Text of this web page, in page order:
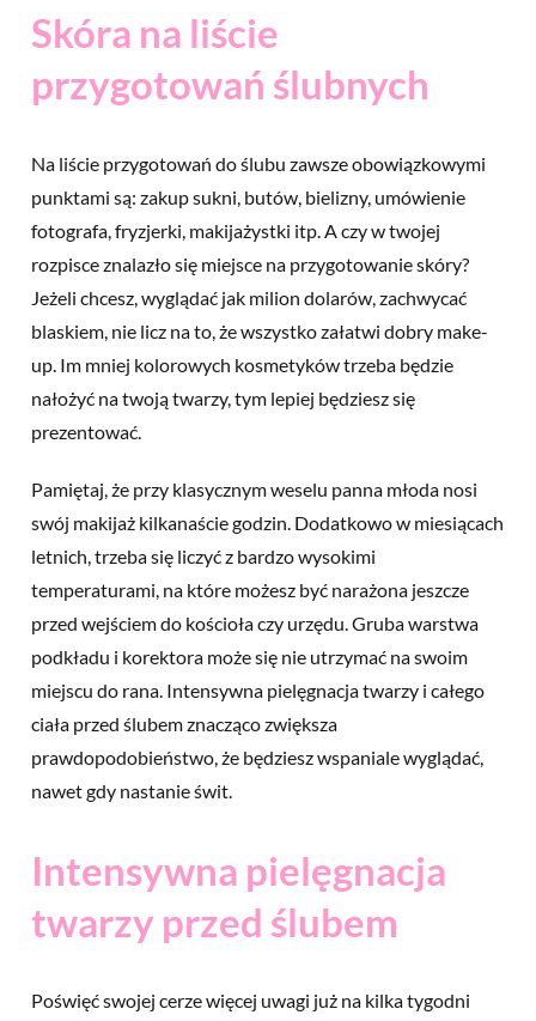
Skóra na liście
przygotowań ślubnych
Na liście przygotowań do ślubu zawsze obowiązkowymi
punktami są: zakup sukni, butów, bielizny, umówienie
fotografa, fryzjerki, makijażystki itp. A czy w twojej
rozpisce znalazło się miejsce na przygotowanie skóry?
Jeżeli chcesz, wyglądać jak milion dolarów, zachwycać
blaskiem, nie licz na to, że wszystko załatwi dobry make-
up. Im mniej kolorowych kosmetyków trzeba będzie
nałożyć na twoją twarzy, tym lepiej będziesz się
prezentować.
Pamiętaj, że przy klasycznym weselu panna młoda nosi
swój makijaż kilkanaście godzin. Dodatkowo w miesiącach
letnich, trzeba się liczyć z bardzo wysokimi
temperaturami, na które możesz być narażona jeszcze
przed wejściem do kościoła czy urzędu. Gruba warstwa
podkładu i korektora może się nie utrzymać na swoim
miejscu do rana. Intensywna pielęgnacja twarzy i całego
ciała przed ślubem znacząco zwiększa
prawdopodobieństwo, że będziesz wspaniale wyglądać,
nawet gdy nastanie świt.
Intensywna pielęgnacja
twarzy przed ślubem
Poświęć swojej cerze więcej uwagi już na kilka tygodni